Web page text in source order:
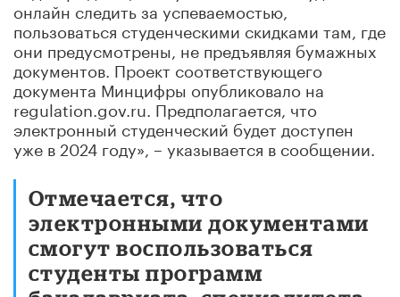
онлайн следить за успеваемостью,
пользоваться студенческими скидками там, где
они предусмотрены, не предъявляя бумажных
документов. Проект соответствующего
документа Минцифры опубликовало на
regulation.gov.ru. Предполагается, что
электронный студенческий будет доступен
уже в 2024 году», – указывается в сообщении.
Отмечается, что
электронными документами
смогут воспользоваться
студенты программ